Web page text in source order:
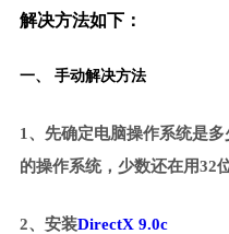
解决方法如下：
一、 手动解决方法
1、先确定电脑操作系统是
的操作系统，少数还在用32
2、安装DirectX 9.0c